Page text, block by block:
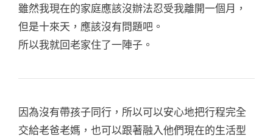
雖然我現在的家庭應該沒辦法忍受我離開一個月，
但是十來天，應該沒有問題吧。
所以我就回老家住了一陣子。
因為沒有帶孩子同行，所以可以安心地把行程完全
交給老爸老媽，也可以跟著融入他們現在的生活型